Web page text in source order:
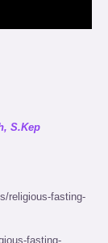
S.Kep
religious-fasting-
fasting-